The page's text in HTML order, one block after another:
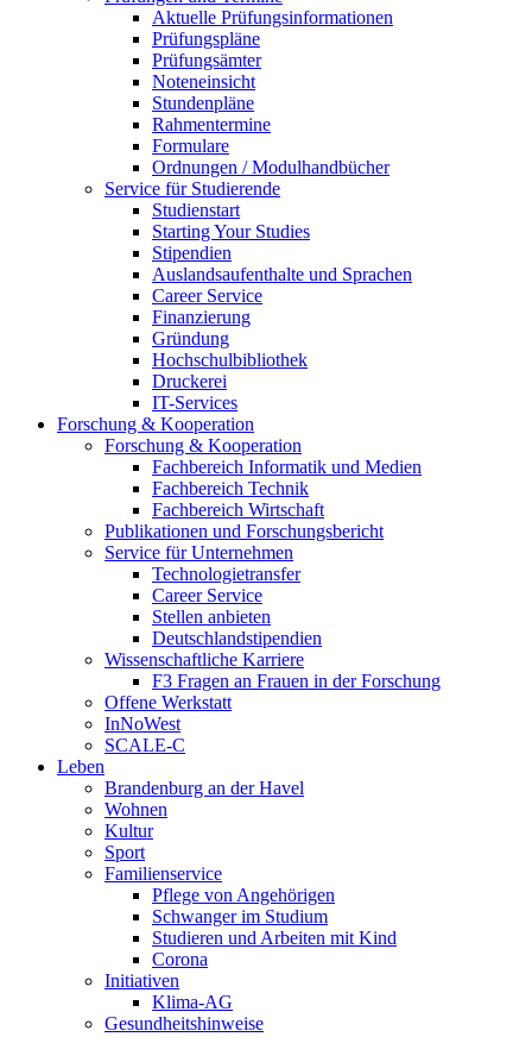
Aktuelle Prüfungsinformationen
Prüfungspläne
Prüfungsämter
Noteneinsicht
Stundenpläne
Rahmentermine
Formulare
Ordnungen / Modulhandbücher
Service für Studierende
Studienstart
Starting Your Studies
Stipendien
Auslandsaufenthalte und Sprachen
Career Service
Finanzierung
Gründung
Hochschulbibliothek
Druckerei
IT-Services
Forschung & Kooperation
Forschung & Kooperation
Fachbereich Informatik und Medien
Fachbereich Technik
Fachbereich Wirtschaft
Publikationen und Forschungsbericht
Service für Unternehmen
Technologietransfer
Career Service
Stellen anbieten
Deutschlandstipendien
Wissenschaftliche Karriere
F3 Fragen an Frauen in der Forschung
Offene Werkstatt
InNoWest
SCALE-C
Leben
Brandenburg an der Havel
Wohnen
Kultur
Sport
Familienservice
Pflege von Angehörigen
Schwanger im Studium
Studieren und Arbeiten mit Kind
Corona
Initiativen
Klima-AG
Gesundheitshinweise